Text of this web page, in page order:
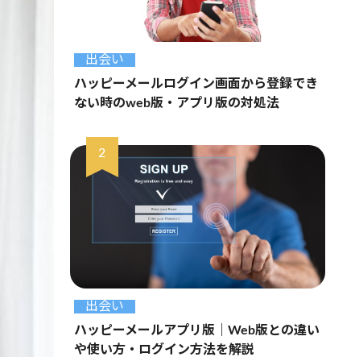
出会い
ハッピーメールログイン画面から登録でき
ない時のweb版・アプリ版の対処法
出会い
ハッピーメールアプリ版｜Web版との違い
や使い方・ログイン方法を解説